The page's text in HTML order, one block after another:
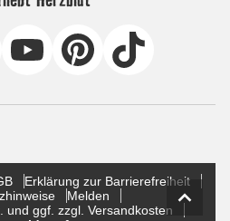
Erklärung zur Barrierefreiheit
Melden
und ggf. zzgl. Versandkosten